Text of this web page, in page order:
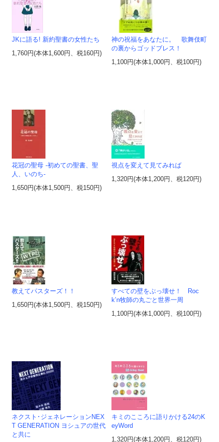
JKに語る! 新約聖書の女性たち
1,760円(本体1,600円、税160円)
神の祝福をあなたに。 歌舞伎町
の裏からゴッドブレス！
1,100円(本体1,000円、税100円)
花冠の聖母 -初めての聖書、聖
人、いのち-
1,650円(本体1,500円、税150円)
視点を変えて見てみれば
1,320円(本体1,200円、税120円)
教えてパスターズ！！
1,650円(本体1,500円、税150円)
すべての壁をぶっ壊せ！ Roc
k’n牧師の丸ごと世界一周
1,100円(本体1,000円、税100円)
ネクスト･ジェネレーションNEX
T GENERATION ヨシュアの世代
と共に
キミのこころに語りかける24のK
eyWord
1,320円(本体1,200円、税120円)